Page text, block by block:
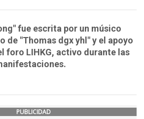
fue escrita por un músico
de "Thomas dgx yhl" y el apoyo
foro LIHKG, activo durante las
PUBLICIDAD